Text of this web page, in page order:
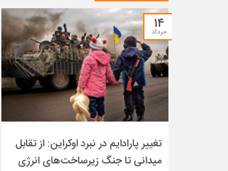
۱۴
مرداد
تغییر پارادایم در نبرد اوکراین: از تقابل
میدانی تا جنگ زیرساخت‌های انرژی